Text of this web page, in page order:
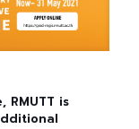
RMUTT is